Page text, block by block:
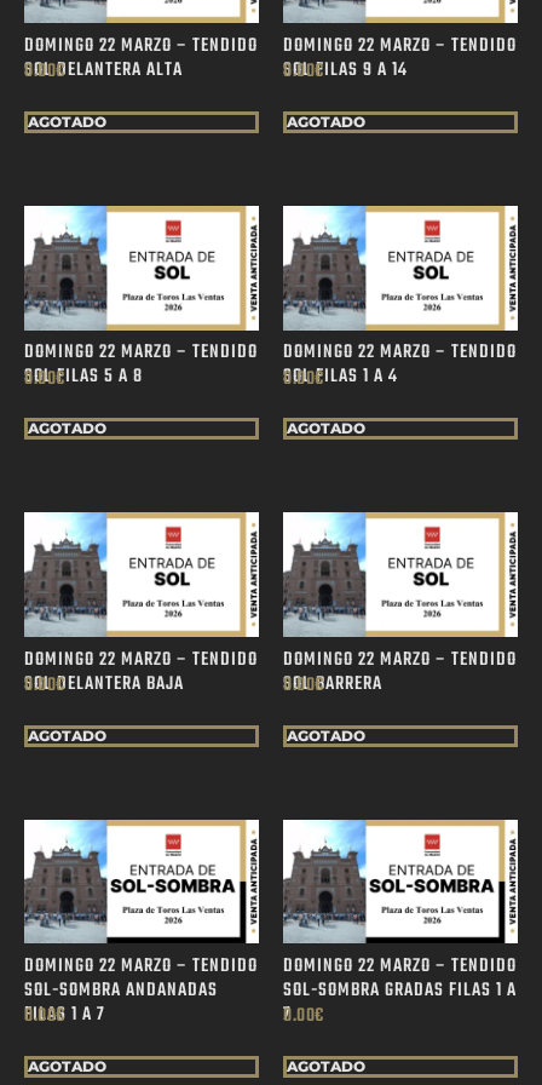
DOMINGO 22 MARZO – TENDIDO
SOL DELANTERA ALTA
0.00€
AGOTADO
DOMINGO 22 MARZO – TENDIDO
SOL FILAS 9 A 14
0.00€
AGOTADO
DOMINGO 22 MARZO – TENDIDO
SOL FILAS 5 A 8
0.00€
AGOTADO
DOMINGO 22 MARZO – TENDIDO
SOL FILAS 1 A 4
0.00€
AGOTADO
DOMINGO 22 MARZO – TENDIDO
SOL DELANTERA BAJA
0.00€
AGOTADO
DOMINGO 22 MARZO – TENDIDO
SOL BARRERA
0.00€
AGOTADO
DOMINGO 22 MARZO – TENDIDO
SOL-SOMBRA ANDANADAS
FILAS 1 A 7
0.00€
AGOTADO
DOMINGO 22 MARZO – TENDIDO
SOL-SOMBRA GRADAS FILAS 1 A
7
0.00€
AGOTADO